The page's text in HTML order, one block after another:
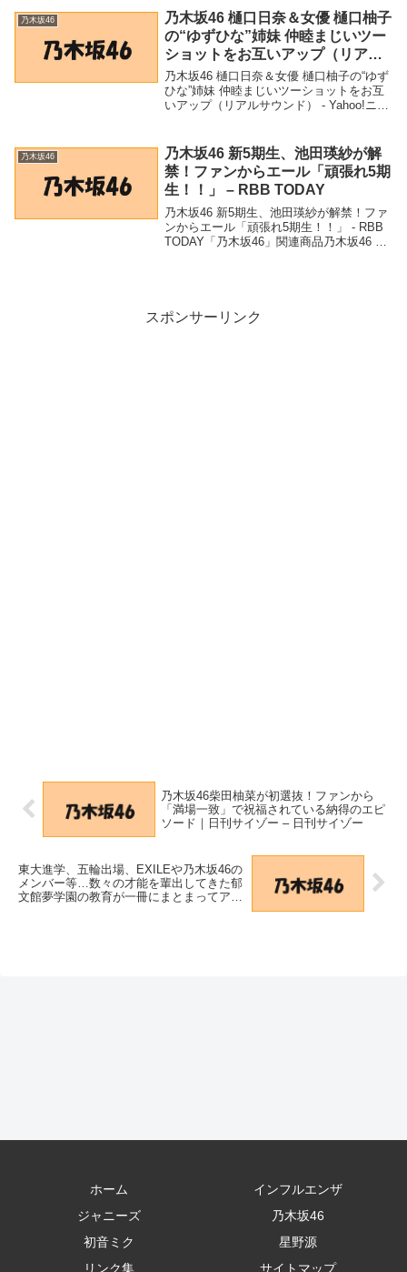
姿」を初披露（よろず～ニュ...
乃木坂46
乃木坂46 樋口日奈＆女優 樋口柚子
の“ゆずひな”姉妹 仲睦まじいツー
ショットをお互いアップ（リアル
サウンド） – Yahoo!ニュース –
Yahoo!ニュース
乃木坂46 樋口日奈＆女優 樋口柚子の“ゆず
ひな”姉妹 仲睦まじいツーショットをお互
いアップ（リアルサウンド） - Yahoo!ニュ
ずひな”姉妹 ...
乃木坂46
乃木坂46 新5期生、池田瑛紗が解
禁！ファンからエール「頑張れ5期
生！！」 – RBB TODAY
乃木坂46 新5期生、池田瑛紗が解禁！ファ
ンからエール「頑張れ5期生！！」 - RBB
TODAY「乃木坂46」関連商品乃木坂46 新
スポンサーリンク
乃木坂46柴田柚菜が初選抜！ファンから
「満場一致」で祝福されている納得のエピ
ソード｜日刊サイゾー – 日刊サイゾー
東大進学、五輪出場、EXILEや乃木坂46の
メンバー等…数々の才能を輩出してきた郁
文館夢学園の教育が一冊にまとまってアチ
ホーム
インフルエンザ
ジャニーズ
乃木坂46
初音ミク
星野源
リンク集
サイトマップ